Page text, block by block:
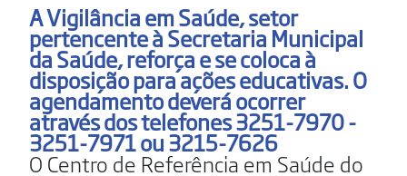
A Vigilância em Saúde, setor
pertencente à Secretaria Municipal
da Saúde, reforça e se coloca à
disposição para ações educativas. O
agendamento deverá ocorrer
através dos telefones 3251-7970 -
3251-7971 ou 3215-7626
O Centro de Referência em Saúde do